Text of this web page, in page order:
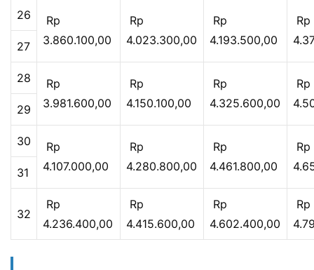
26
Rp
3.860.100,00
Rp
4.023.300,00
Rp
4.193.500,00
Rp
27
28
Rp
3.981.600,00
Rp
4.150.100,00
Rp
4.325.600,00
Rp
29
30
Rp
4.107.000,00
Rp
4.280.800,00
Rp
4.461.800,00
Rp
31
32
Rp
4.236.400,00
Rp
4.415.600,00
Rp
4.602.400,00
Rp